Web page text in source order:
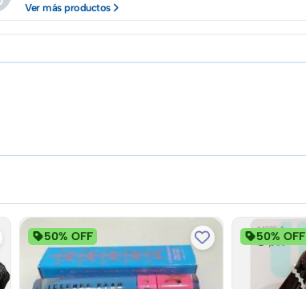
Ver más productos
50% OFF 50% OFF